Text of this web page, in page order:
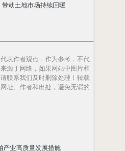
动土地市场持续回暖
代表作者观点，作为参考，不代
源于网络，如果网站中图片和
联系我们及时删除处理！转载
址、作者和出处，避免无谓的
产业高质量发展措施